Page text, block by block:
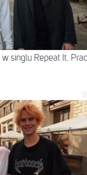
singlu Repeat It.